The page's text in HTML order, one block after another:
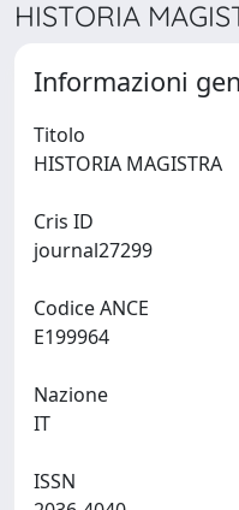
HISTORIA
Informazioni
Titolo
Cris ID
Codice ANCE
Nazione
ISSN